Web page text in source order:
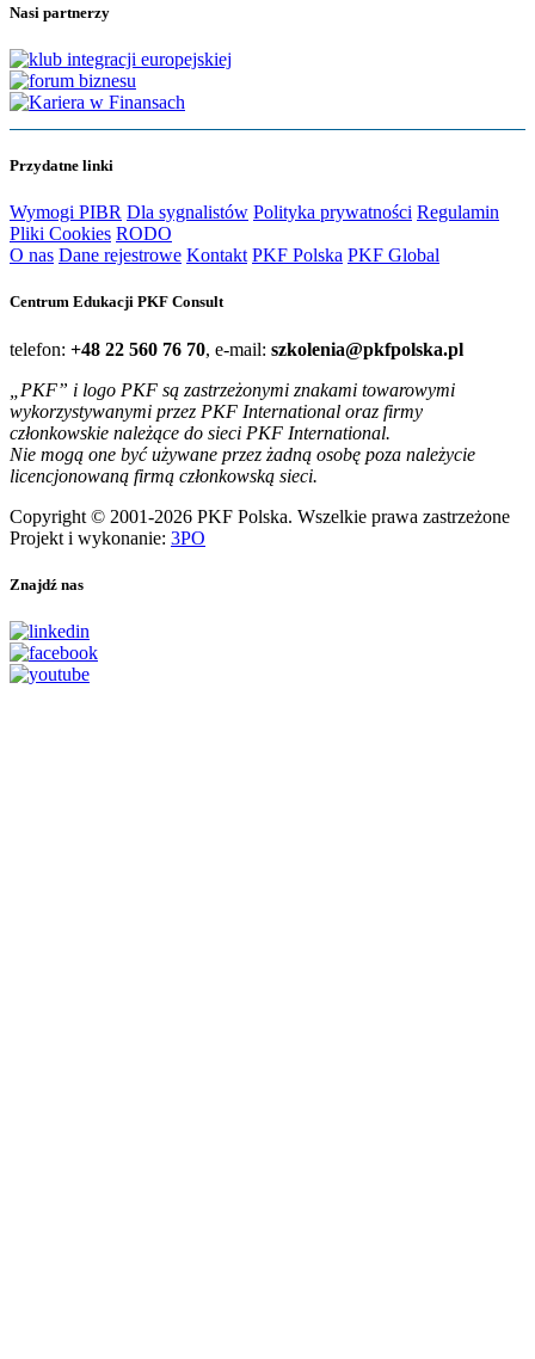
Nasi partnerzy
Przydatne linki
Wymogi PIBR Dla sygnalistów Polityka prywatności Regulamin
Pliki Cookies RODO
O nas Dane rejestrowe Kontakt PKF Polska PKF Global
Centrum Edukacji PKF Consult
telefon: +48 22 560 76 70, e-mail: szkolenia@pkfpolska.pl
„PKF” i logo PKF są zastrzeżonymi znakami towarowymi
wykorzystywanymi przez PKF International oraz firmy
członkowskie należące do sieci PKF International.
Nie mogą one być używane przez żadną osobę poza należycie
licencjonowaną firmą członkowską sieci.
Copyright © 2001-2026 PKF Polska. Wszelkie prawa zastrzeżone
Projekt i wykonanie: 3PO
Znajdź nas